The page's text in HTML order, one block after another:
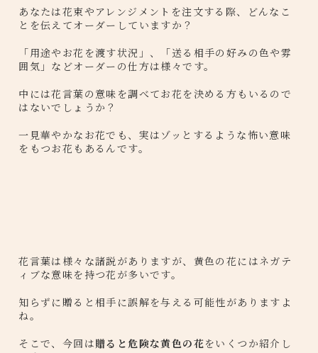
あなたは花束やアレンジメントを注文する際、どんなこ
とを伝えてオーダーしていますか？
「用途やお花を渡す状況」、「送る相手の好みの色や雰
囲気」などオーダーの仕方は様々です。
中には花言葉の意味を調べてお花を決める方もいるので
はないでしょうか？
一見華やかなお花でも、実はゾッとするような怖い意味
をもつお花もあるんです。
花言葉は様々な諸説がありますが、黄色の花にはネガテ
ィブな意味を持つ花が多いです。
知らずに贈ると相手に誤解を与える可能性がありますよ
ね。
そこで、今回は贈ると危険な黄色の花をいくつか紹介し